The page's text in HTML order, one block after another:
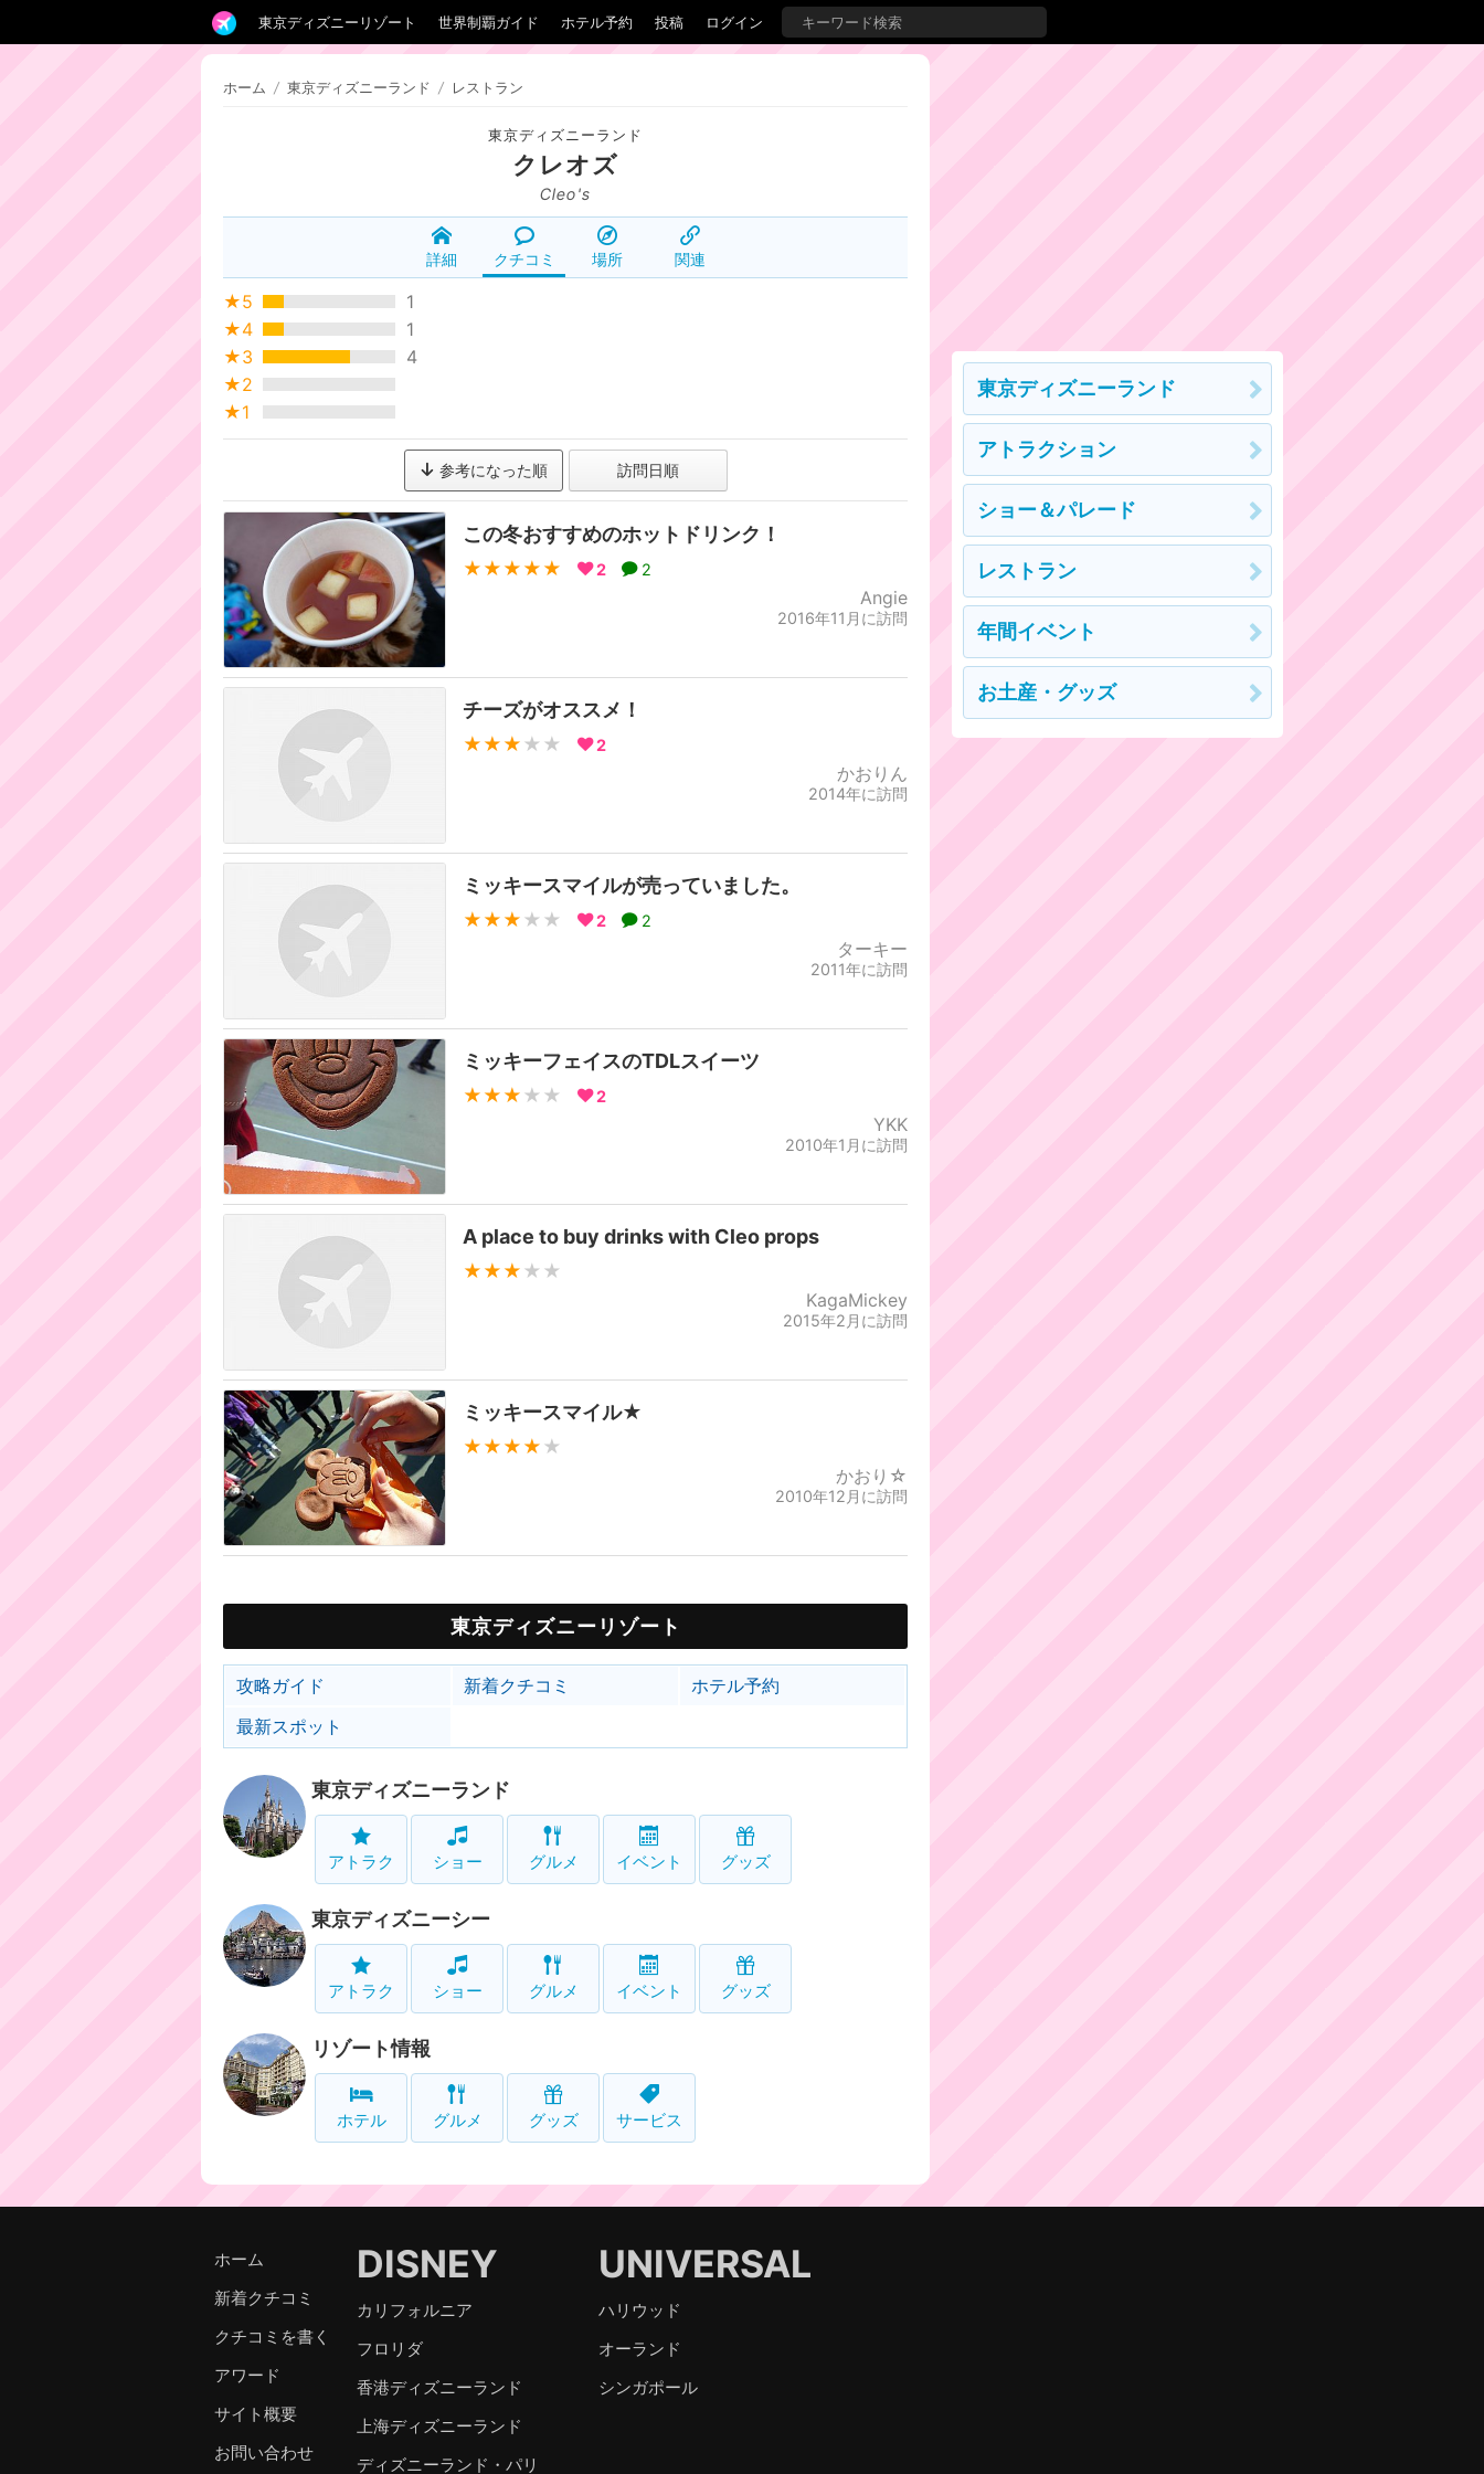
東京ディズニーリゾート 世界制覇ガイド ホテル予約 投稿 ログイン
ホーム / 東京ディズニーランド / レストラン
東京ディズニーランド
クレオズ
Cleo's
詳細 クチコミ 場所 関連
★5
1
★4
1
★3
4
★2
★1
参考になった順 訪問日順
この冬おすすめのホットドリンク！
★★★★★ 2 2
Angie
2016年11月に訪問
チーズがオススメ！
★★★ ★★ 2
かおりん
2014年に訪問
ミッキースマイルが売っていました。
★★★ ★★ 2 2
ターキー
2011年に訪問
ミッキーフェイスのTDLスイーツ
★★★ ★★ 2
YKK
2010年1月に訪問
A place to buy drinks with Cleo props
★★★ ★★
KagaMickey
2015年2月に訪問
ミッキースマイル★
★★★★ ★
かおり☆
2010年12月に訪問
東京ディズニーリゾート
攻略ガイド 新着クチコミ
ホテル予約
最新スポット
東京ディズニーランド
アトラク ショー グルメ イベント グッズ
東京ディズニーシー
アトラク ショー グルメ イベント グッズ
リゾート情報
ホテル グルメ グッズ サービス
東京ディズニーランド
アトラクション
ショー＆パレード
レストラン
年間イベント
お土産・グッズ
ホーム
新着クチコミ
クチコミを書く
アワード
サイト概要
お問い合わせ
DISNEY
カリフォルニア
フロリダ
香港ディズニーランド
上海ディズニーランド
ディズニーランド・パリ
UNIVERSAL
ハリウッド
オーランド
シンガポール